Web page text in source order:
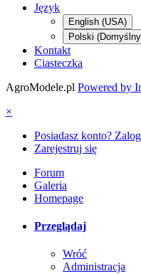
Język
English (USA)
Polski
Kontakt
Ciasteczka
AgroModele.pl Powered by
×
Posiadasz konto?
Zarejestruj się
Forum
Galeria
Homepage
Przeglądaj
Wróć
Administracja